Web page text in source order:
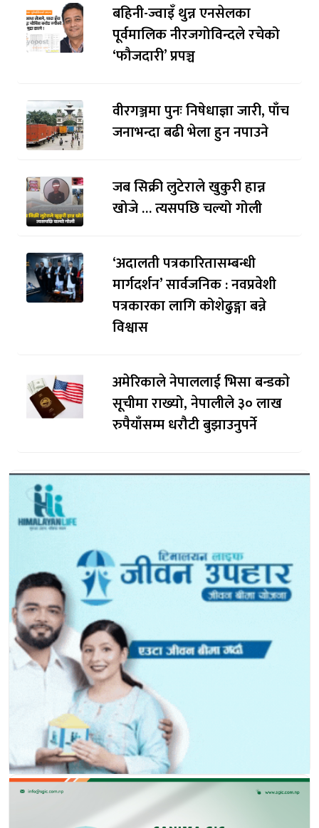
बहिनी-ज्वाइँ थुन्न एनसेलका
पूर्वमालिक नीरजगोविन्दले रचेको
‘फौजदारी’ प्रपञ्च
वीरगञ्जमा पुनः निषेधाज्ञा जारी, पाँच
जनाभन्दा बढी भेला हुन नपाउने
जब सिक्री लुटेराले खुकुरी हान्न
खोजे … त्यसपछि चल्यो गोली
‘अदालती पत्रकारितासम्बन्धी
मार्गदर्शन’ सार्वजनिक : नवप्रवेशी
पत्रकारका लागि कोशेढुङ्गा बन्ने
विश्वास
अमेरिकाले नेपाललाई भिसा बन्डकाे
सूचीमा राख्यो, नेपालीले ३० लाख
रुपैयाँसम्म धरौटी बुझाउनुपर्ने